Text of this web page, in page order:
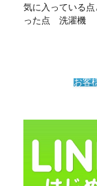
気に入っている
った点 洗濯機
お客